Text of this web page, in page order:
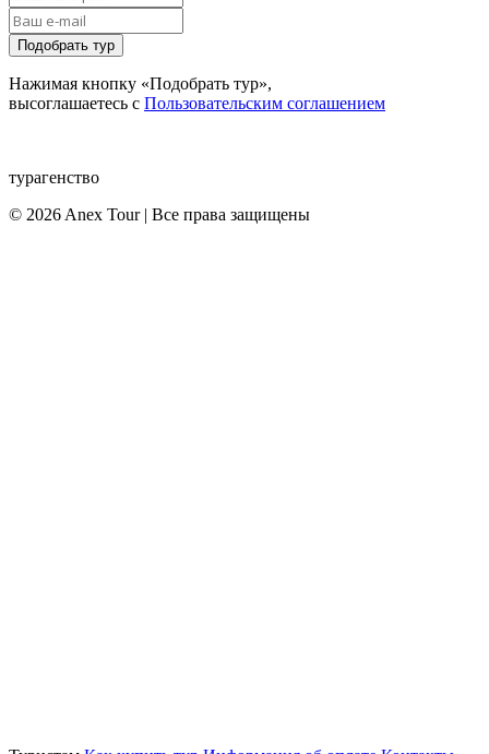
Подобрать тур
Нажимая кнопку «Подобрать тур»,
высоглашаетесь с Пользовательским соглашением
турагенство
© 2026 Anex Tour | Все права защищены